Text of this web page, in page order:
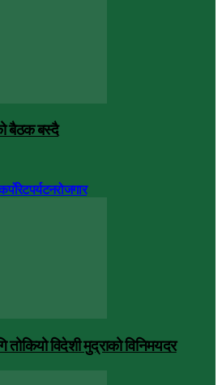
बैठक बस्दै
पर्यटनरोजगार
तोकियो विदेशी मुद्राको विनिमयदर